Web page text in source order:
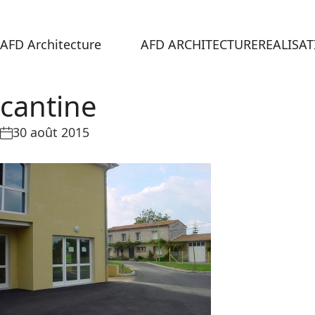
AFD Architecture AFD ARCHITECTURE
cantine
30 août 2015